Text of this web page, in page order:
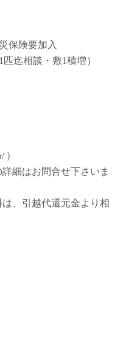
険要加入
相談・敷1積増）
細はお問合せ下さいま
、引越代還元金より相